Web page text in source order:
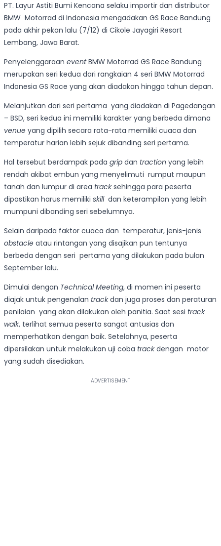
PT. Layur Astiti Bumi Kencana selaku importir dan distributor
BMW Motorrad di Indonesia mengadakan GS Race Bandung
pada akhir pekan lalu (7/12) di Cikole Jayagiri Resort
Lembang, Jawa Barat.
Penyelenggaraan eventBMW Motorrad GS Race Bandung
merupakan seri kedua dari rangkaian 4 seri BMW Motorrad
Indonesia GS Race yang akan diadakan hingga tahun depan.
Melanjutkan dari seri pertama yang diadakan di Pagedangan
– BSD, seri kedua ini memiliki karakter yang berbeda dimana
venue yang dipilih secara rata-rata memiliki cuaca dan
temperatur harian lebih sejuk dibanding seri pertama.
Hal tersebut berdampak pada grip dan traction yang lebih
rendah akibat embun yang menyelimuti rumput maupun
tanah dan lumpur di area tracksehingga para peserta
dipastikan harus memiliki skill dan keterampilan yang lebih
mumpuni dibanding seri sebelumnya.
Selain daripada faktor cuaca dan temperatur, jenis-jenis
obstacle atau rintangan yang disajikan pun tentunya
berbeda dengan seri pertama yang dilakukan pada bulan
September lalu.
Dimulai dengan Technical Meeting, di momen ini peserta
diajak untuk pengenalan trackdan juga proses dan peraturan
penilaian yang akan dilakukan oleh panitia. Saat sesi track
walk, terlihat semua peserta sangat antusias dan
memperhatikan dengan baik. Setelahnya, peserta
dipersilakan untuk melakukan uji coba trackdengan motor
yang sudah disediakan.